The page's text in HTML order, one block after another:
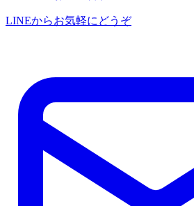
LINEからお気軽にどうぞ